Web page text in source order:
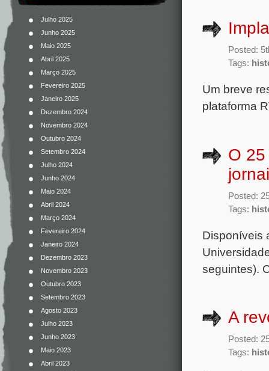
Julho 2025
Junho 2025
Maio 2025
Abril 2025
Março 2025
Fevereiro 2025
Janeiro 2025
Dezembro 2024
Novembro 2024
Outubro 2024
Setembro 2024
Julho 2024
Junho 2024
Maio 2024
Abril 2024
Março 2024
Fevereiro 2024
Janeiro 2024
Dezembro 2023
Novembro 2023
Outubro 2023
Setembro 2023
Agosto 2023
Julho 2023
Junho 2023
Maio 2023
Abril 2023
Posted:
Tags:
Um breve
plataforma
O
Posted:
Tags:
Disponíveis
seguintes).
A
Posted:
Tags: